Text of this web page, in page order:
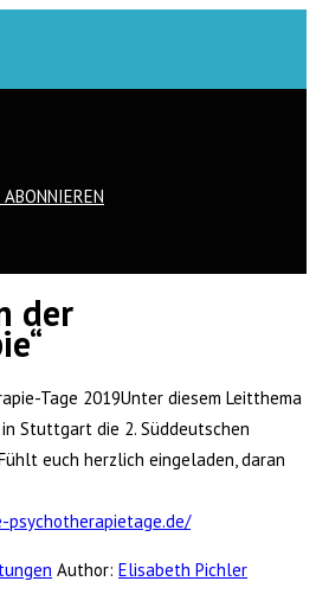
der
Unter diesem Leitthema
Stuttgart die 2. Süddeutschen
euch herzlich eingeladen, daran
Author: Elisabeth Pichler